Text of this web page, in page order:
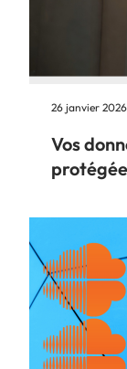
26 janvier 2026
Vos